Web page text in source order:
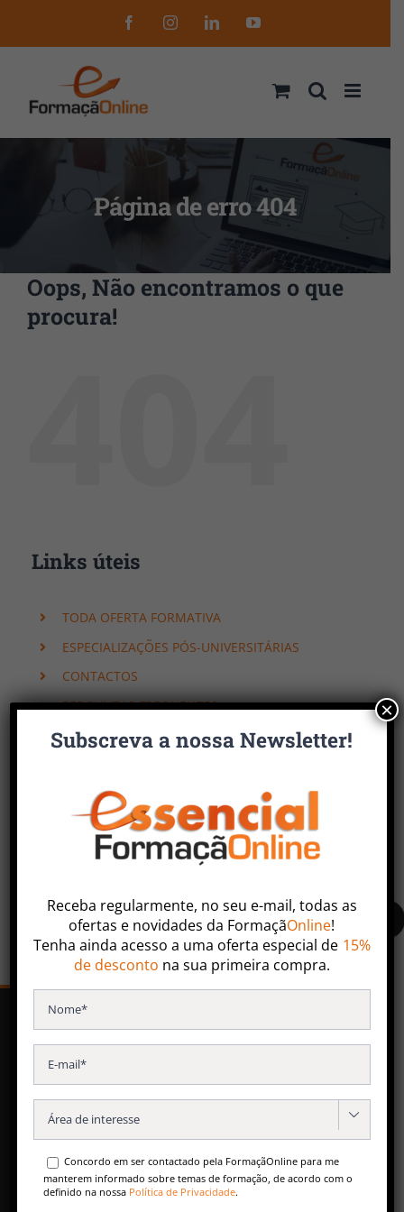
to
FacebookInstagramLinkedInYouTube
Página de erro 404
Oops, Não encontramos o que
procura!
Links úteis
TODA OFERTA FORMATIVA
ESPECIALIZAÇÕES PÓS-UNIVERSITÁRIAS
CONTACTOS
PERGUNTAS FREQUENTES
Faça uma pesquisa ou entre em contacto com nossa
equipa especializada.
SERVIÇOS
Especializações Pós-Universitárias
Formação para Empresas
Conteúdos Gratuitos
Subscreva a nossa Newsletter!
Receba regularmente, no seu e-mail, todas as
ofertas e novidades da FormaçãOnline!
Tenha ainda acesso a uma oferta especial de 15%
de desconto na sua primeira compra.

Concordo em ser contactado pela FormaçãOnline para me
manterem informado sobre temas de formação, de acordo com o
definido na nossa Política de Privacidade.
×